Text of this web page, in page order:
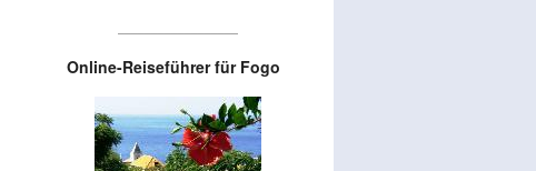
Online-Reiseführer für Fogo